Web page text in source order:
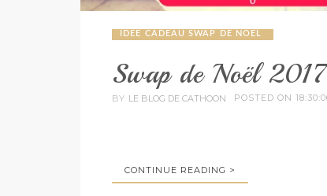
IDEE CADEAU SWAP DE NOEL
Swap de Noël
BY LE BLOG DE CATHOON POSTED ON
CONTINUE READING >